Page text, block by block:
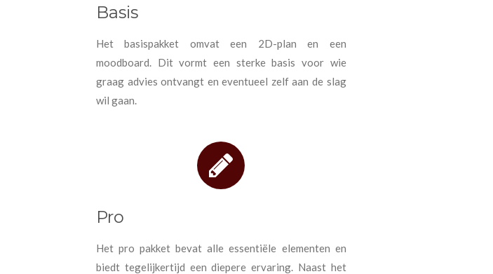
Basis
Het basispakket omvat een 2D-plan en een
moodboard. Dit vormt een sterke basis voor wie
graag advies ontvangt en eventueel zelf aan de slag
wil gaan.
Pro
Het pro pakket bevat alle essentiële elementen en
biedt tegelijkertijd een diepere ervaring. Naast het